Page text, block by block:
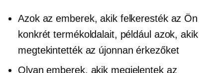
Azok az emberek, akik felkeresték az Ön
konkrét termékoldalait, például azok, akik
megtekintették az újonnan érkezőket
Olyan emberek, akik megjelentek az